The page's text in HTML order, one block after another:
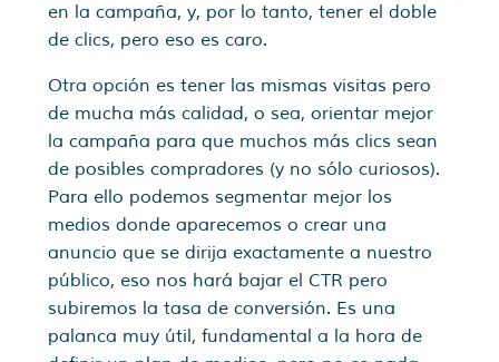
en la campaña, y, por lo tanto, tener el doble
de clics, pero eso es caro.
Otra opción es tener las mismas visitas pero
de mucha más calidad, o sea, orientar mejor
la campaña para que muchos más clics sean
de posibles compradores (y no sólo curiosos).
Para ello podemos segmentar mejor los
medios donde aparecemos o crear una
anuncio que se dirija exactamente a nuestro
público, eso nos hará bajar el CTR pero
subiremos la tasa de conversión. Es una
palanca muy útil, fundamental a la hora de